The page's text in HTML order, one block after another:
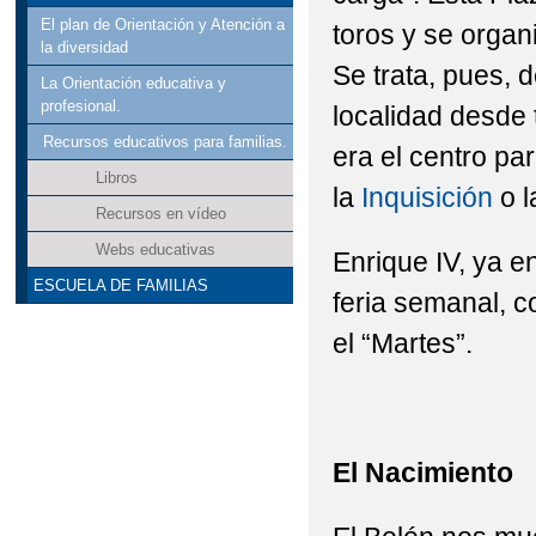
El plan de Orientación y Atención a
la diversidad
La Orientación educativa y
profesional.
Recursos educativos para familias.
Libros
Recursos en vídeo
Webs educativas
ESCUELA DE FAMILIAS
toros y se
Se trata, pues,
localidad
era el centro
la Inquisición o
Enrique IV, ya
feria semanal,
el “Martes”.
El Nacimiento